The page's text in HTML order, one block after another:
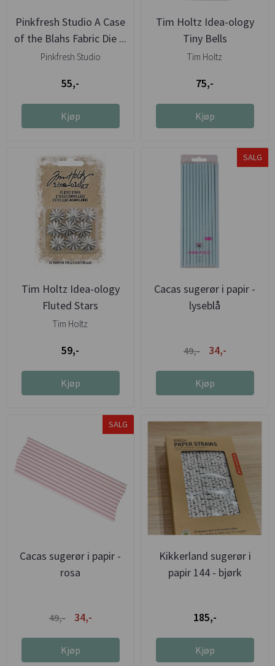
Pinkfresh Studio A Case
of the Blahs Fabric Die ...
Pinkfresh Studio
55,-
Kjøp
Tim Holtz Idea-ology
Tiny Bells
Tim Holtz
75,-
Kjøp
Tim Holtz Idea-ology
Fluted Stars
Tim Holtz
59,-
Kjøp
SALG
Cacas sugerør i papir -
lyseblå
49,- 34,-
Kjøp
SALG
Cacas sugerør i papir -
rosa
49,- 34,-
Kjøp
Kikkerland sugerør i
papir 144 - bjørk
185,-
Kjøp